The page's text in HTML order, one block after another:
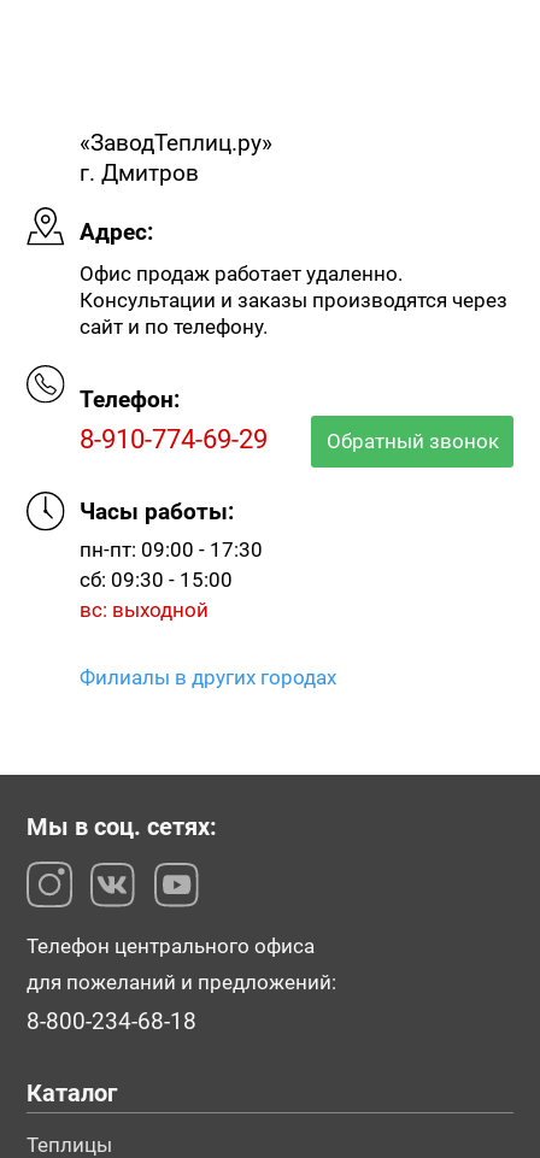
«ЗаводТеплиц.ру»
г. Дмитров
Адрес:
Офис продаж работает удаленно.
Консультации и заказы производятся через
сайт и по телефону.
Телефон:
8-910-774-69-29 Обратный звонок
Часы работы:
пн-пт: 09:00 - 17:30
сб: 09:30 - 15:00
вс: выходной
Филиалы в других городах
Мы в соц. сетях:
Телефон центрального офиса
для пожеланий и предложений:
8-800-234-68-18
Каталог
Теплицы